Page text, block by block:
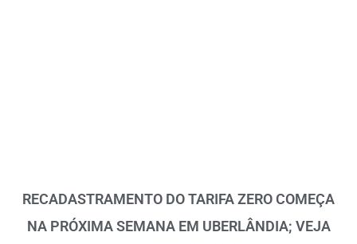
RECADASTRAMENTO DO TARIFA ZERO COMEÇA
NA PRÓXIMA SEMANA EM UBERLÂNDIA; VEJA